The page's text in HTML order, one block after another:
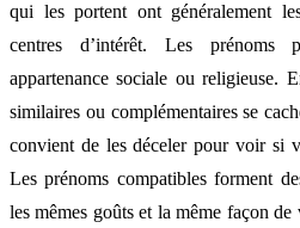
qui les portent ont généralement
centres d’intérêt. Les prénoms
appartenance sociale ou religieuse.
similaires ou complémentaires se
convient de les déceler pour voir si
Les prénoms compatibles forment
les mêmes goûts et la même façon